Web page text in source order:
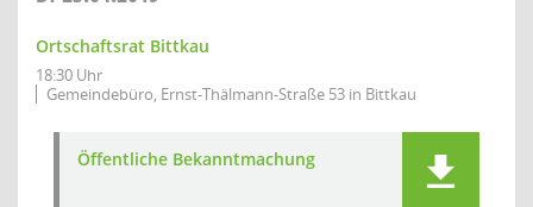
Ortschaftsrat Bittkau
18:30 Uhr
Gemeindebüro, Ernst-Thälmann-Straße 53 in Bittkau
Öffentliche Bekanntmachung